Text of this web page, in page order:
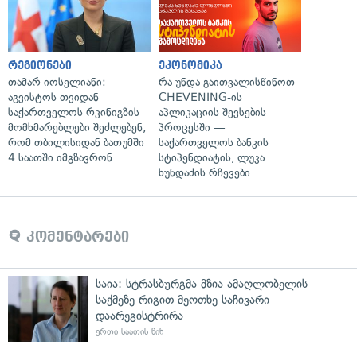
რეგიონები
თამარ იოსელიანი:
აგვისტოს თვიდან
საქართველოს რკინიგზის
მომხმარებლები შეძლებენ,
რომ თბილისიდან ბათუმში
4 საათში იმგზავრონ
ეკონომიკა
რა უნდა გაითვალისწინოთ
CHEVENING-ის
აპლიკაციის შევსების
პროცესში —
საქართველოს ბანკის
სტიპენდიატის, ლუკა
ხუნდაძის რჩევები
კომენტარები
საია: სტრასბურგმა მზია ამაღლობელის
საქმეზე რიგით მეოთხე საჩივარი
დაარეგისტრირა
ერთი საათის წინ